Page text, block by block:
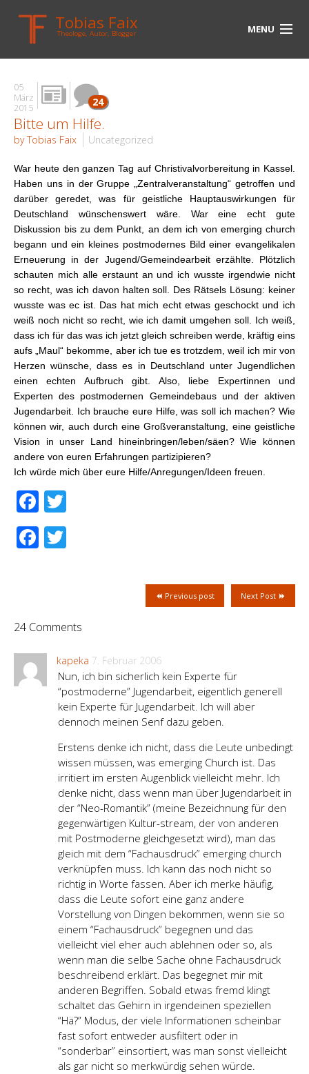
Tobias Faix
Theologe, Autor, Blogger MENU
HOME
BLOG
BIOGRAPHIE
UNTERWEGS
MEDIEN
KONTAKT
LINKS
05
März
2015
24
Bitte um Hilfe.
by Tobias Faix Uncategorized
War heute den ganzen Tag auf Christivalvorbereitung in Kassel.
Haben uns in der Gruppe „Zentralveranstaltung“ getroffen und
darüber geredet, was für geistliche Hauptauswirkungen für
Deutschland wünschenswert wäre. War eine echt gute
Diskussion bis zu dem Punkt, an dem ich von emerging church
begann und ein kleines postmodernes Bild einer evangelikalen
Erneuerung in der Jugend/Gemeindearbeit erzählte. Plötzlich
schauten mich alle erstaunt an und ich wusste irgendwie nicht
so recht, was ich davon halten soll. Des Rätsels Lösung: keiner
wusste was ec ist. Das hat mich echt etwas geschockt und ich
weiß noch nicht so recht, wie ich damit umgehen soll. Ich weiß,
dass ich für das was ich jetzt gleich schreiben werde, kräftig eins
aufs „Maul“ bekomme, aber ich tue es trotzdem, weil ich mir von
Herzen wünsche, dass es in Deutschland unter Jugendlichen
einen echten Aufbruch gibt. Also, liebe Expertinnen und
Experten des postmodernen Gemeindebaus und der aktiven
Jugendarbeit. Ich brauche eure Hilfe, was soll ich machen? Wie
können wir, auch durch eine Großveranstaltung, eine geistliche
Vision in unser Land hineinbringen/leben/säen? Wie können
andere von euren Erfahrungen partizipieren?
Ich würde mich über eure Hilfe/Anregungen/Ideen freuen.
Facebook
Facebook
Next Post
Previous post
24 Comments
kapeka 7. Februar 2006
Nun, ich bin sicherlich kein Experte für
“postmoderne” Jugendarbeit, eigentlich generell
kein Experte für Jugendarbeit. Ich will aber
dennoch meinen Senf dazu geben.
Erstens denke ich nicht, dass die Leute unbedingt
wissen müssen, was emerging Church ist. Das
irritiert im ersten Augenblick vielleicht mehr. Ich
denke nicht, dass wenn man über Jugendarbeit in
der “Neo-Romantik” (meine Bezeichnung für den
gegenwärtigen Kultur-stream, der von anderen
mit Postmoderne gleichgesetzt wird), man das
gleich mit dem “Fachausdruck” emerging church
verknüpfen muss. Ich kann das noch nicht so
richtig in Worte fassen. Aber ich merke häufig,
dass die Leute sofort eine ganz andere
Vorstellung von Dingen bekommen, wenn sie so
einem “Fachausdruck” begegnen und das
vielleicht viel eher auch ablehnen oder so, als
wenn man die selbe Sache ohne Fachausdruck
beschreibend erklärt. Das begegnet mir mit
anderen Begriffen. Sobald etwas fremd klingt
schaltet das Gehirn in irgendeinen speziellen
“Hä?” Modus, der viele Informationen scheinbar
fast sofort entweder ausfiltert oder in
“sonderbar” einsortiert, was man sonst vielleicht
als gar nicht so merkwürdig sehen würde.